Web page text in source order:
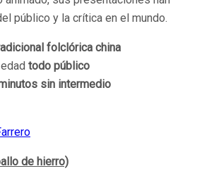
público y la crítica en el mundo.
folclórica china
todo público
sin intermedio
de hierro)